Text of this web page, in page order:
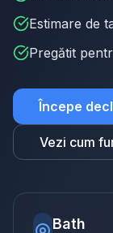
Estimare de
Pregătit
Începe
Vezi cum
Bath